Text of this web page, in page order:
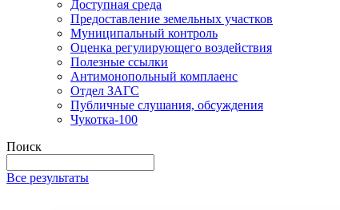
Доступная среда
Предоставление земельных участков
Муниципальный контроль
Оценка регулирующего воздействия
Полезные ссылки
Антимонопольный комплаенс
Отдел ЗАГС
Публичные слушания, обсуждения
Чукотка-100
Поиск
Все результаты